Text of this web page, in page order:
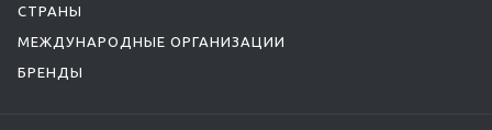
СТРАНЫ
МЕЖДУНАРОДНЫЕ ОРГАНИЗАЦИИ
БРЕНДЫ